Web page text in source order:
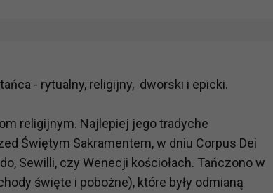
- rytualny, religijny, dworski i epicki.
religijnym. Najlepiej jego tradyche
Świętym Sakramentem, w dniu Corpus Dei
Sewilli, czy Wenecji kościołach. Tańczono w
święte i pobożne), które były odmianą